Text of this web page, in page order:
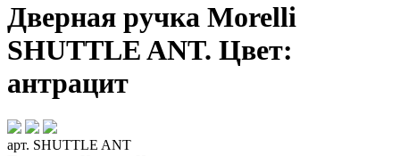
Дверная ручка Morelli
SHUTTLE ANT. Цвет:
антрацит
арт. SHUTTLE ANT